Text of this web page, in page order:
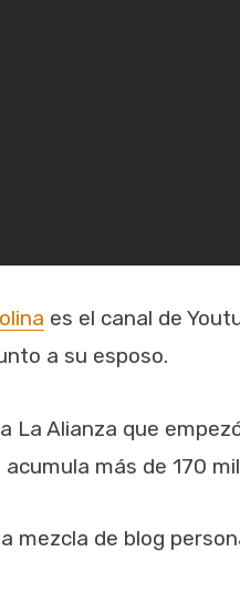
es el canal de
a su esposo.
La Alianza que
más de 170
mezcla de blog